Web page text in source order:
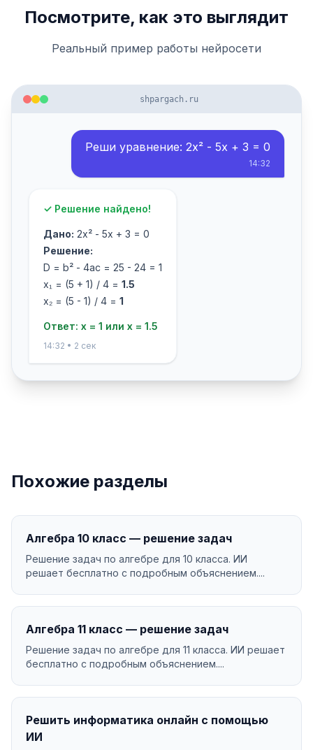
Посмотрите, как это выглядит
Реальный пример работы нейросети
shpargach.ru
Реши уравнение: 2x² - 5x + 3 = 0
14:32
✓ Решение найдено!
Дано: 2x² - 5x + 3 = 0
Решение:
D = b² - 4ac = 25 - 24 = 1
x₁ = (5 + 1) / 4 = 1.5
x₂ = (5 - 1) / 4 = 1
Ответ: x = 1 или x = 1.5
14:32 • 2 сек
Похожие разделы
Алгебра 10 класс — решение задач
Решение задач по алгебре для 10 класса. ИИ
решает бесплатно с подробным объяснением....
Алгебра 11 класс — решение задач
Решение задач по алгебре для 11 класса. ИИ решает
бесплатно с подробным объяснением....
Решить информатика онлайн с помощью
ИИ